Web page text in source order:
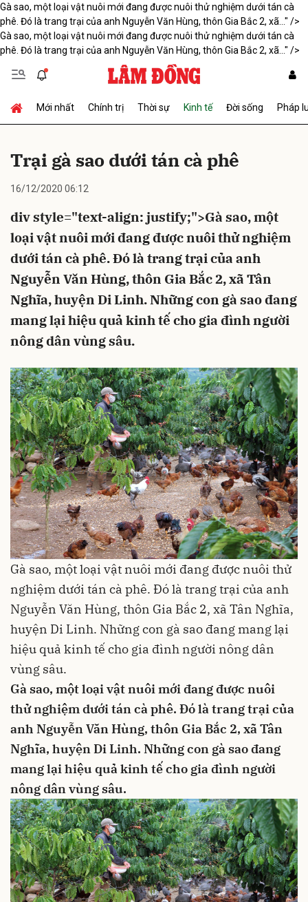
Gà sao, một loại vật nuôi mới đang được nuôi thử nghiệm dưới tán cà
phê. Đó là trang trại của anh Nguyễn Văn Hùng, thôn Gia Bắc 2, xã..." />
Gà sao, một loại vật nuôi mới đang được nuôi thử nghiệm dưới tán cà
phê. Đó là trang trại của anh Nguyễn Văn Hùng, thôn Gia Bắc 2, xã..." />
Mới nhất Chính trị Thời sự Kinh tế Đời sống Pháp
Trại gà sao dưới tán cà phê
16/12/2020 06:12
div style="text-align: justify;">Gà sao, một
loại vật nuôi mới đang được nuôi thử nghiệm
dưới tán cà phê. Đó là trang trại của anh
Nguyễn Văn Hùng, thôn Gia Bắc 2, xã Tân
Nghĩa, huyện Di Linh. Những con gà sao đang
mang lại hiệu quả kinh tế cho gia đình người
nông dân vùng sâu.
Gà sao, một loại vật nuôi mới đang được nuôi thử
nghiệm dưới tán cà phê. Đó là trang trại của anh
Nguyễn Văn Hùng, thôn Gia Bắc 2, xã Tân Nghĩa,
huyện Di Linh. Những con gà sao đang mang lại
hiệu quả kinh tế cho gia đình người nông dân
vùng sâu.
Gà sao, một loại vật nuôi mới đang được nuôi
thử nghiệm dưới tán cà phê. Đó là trang trại của
anh Nguyễn Văn Hùng, thôn Gia Bắc 2, xã Tân
Nghĩa, huyện Di Linh. Những con gà sao đang
mang lại hiệu quả kinh tế cho gia đình người
nông dân vùng sâu.
Gửi bình luận
Hủy Gửi